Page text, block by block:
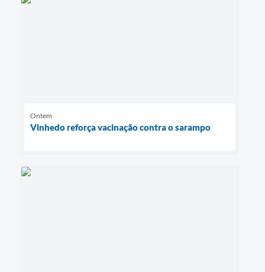
Ontem
Vinhedo reforça vacinação contra o sarampo